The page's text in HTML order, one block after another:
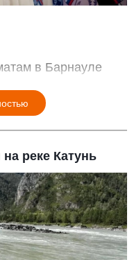
в Барнауле
реке Катунь